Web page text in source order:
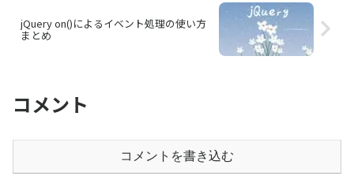
jQuery on()によるイベント処理の使い方
まとめ
コメント
コメントを書き込む